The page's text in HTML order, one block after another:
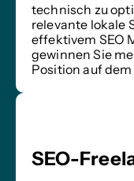
technisch zu
relevante lokale
effektivem SEO
gewinnen Sie
Position auf
SEO-